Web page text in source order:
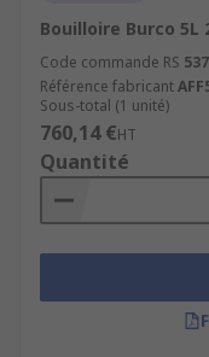
Bouilloire Burco 5L
Code commande RS
Référence fabricant
Sous-total (1 unité)
760,14 €HT
Quantité